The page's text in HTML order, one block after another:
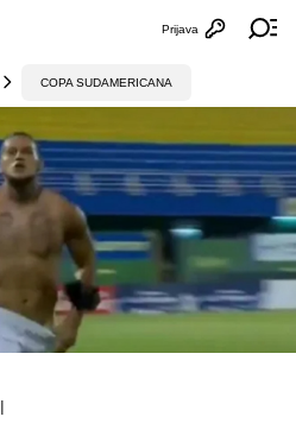
Otvori
Prijava
COPA SUDAMERICANA